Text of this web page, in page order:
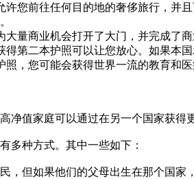
许您前往任何目的地的奢侈旅行，并
大量商业机会打开了大门，并完成了
得第二本护照可以让您放心。如果本
照，您可能会获得世界一流的教育和
净值家庭可以通过在另一个国家获
多种方式。其中一些如下：
，但如果他们的父母出生在那个国家